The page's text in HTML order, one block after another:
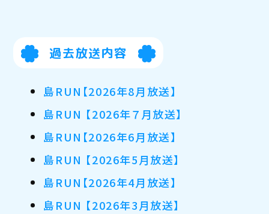
過去放送内容
島RUN【2026年8月放送】
島RUN 【2026年７月放送】
島RUN【2026年6月放送】
島RUN 【2026年5月放送】
島RUN【2026年4月放送】
島RUN 【2026年3月放送】